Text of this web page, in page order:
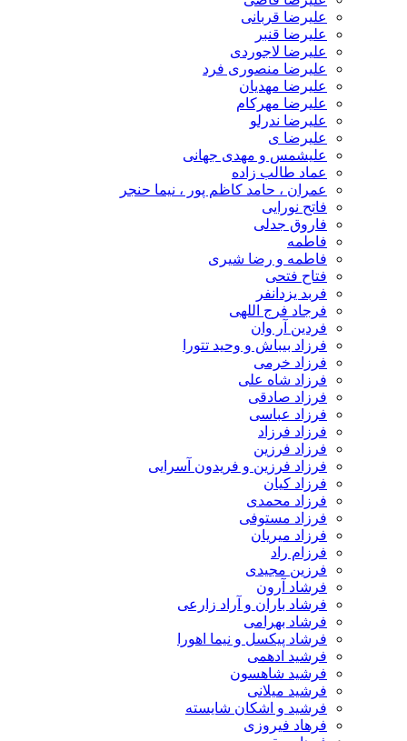
علیرضا قربانی
علیرضا قنبر
علیرضا لاجوردی
علیرضا منصوری فرد
علیرضا مهدیان
علیرضا مهرکام
علیرضا ندرلو
علیرضا ی
علیشمس و مهدی جهانی
عماد طالب زاده
عمران ، حامد کاظم پور ، نیما حنجر
فاتح نورایی
فاروق جدلی
فاطمه
فاطمه و رضا شیری
فتاح فتحی
فربد یزدانفر
فرجاد فرج اللهی
فردین آر وان
فرزاد بیباش و وحید تتورا
فرزاد خرمی
فرزاد شاه علی
فرزاد صادقی
فرزاد عباسی
فرزاد فرزاد
فرزاد فرزین
فرزاد فرزین و فریدون آسرایی
فرزاد کیان
فرزاد محمدی
فرزاد مستوفی
فرزاد میریان
فرزام راد
فرزین مجیدی
فرشاد آرون
فرشاد باران و آراد زارعی
فرشاد بهرامی
فرشاد پیکسل و نیما اهورا
فرشید ادهمی
فرشید شاهسون
فرشید میلانی
فرشید و اشکان شایسته
فرهاد فیروزی